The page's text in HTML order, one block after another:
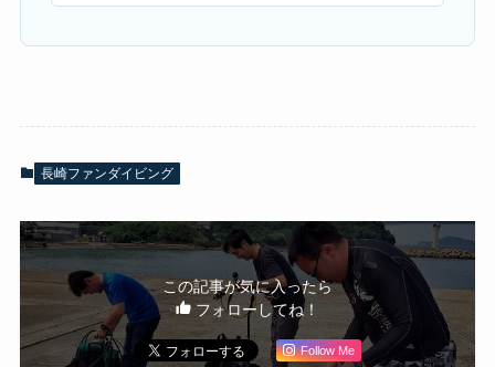
長崎ファンダイビング
この記事が気に入ったら
フォローしてね！
Follow Me